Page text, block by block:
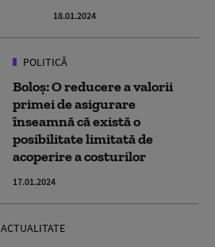
18.01.2024
POLITICĂ
Boloș: O reducere a valorii
primei de asigurare
înseamnă că există o
posibilitate limitată de
acoperire a costurilor
17.01.2024
ACTUALITATE